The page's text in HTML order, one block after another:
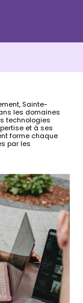
Sainte-
les domaines
technologies
et à ses
forme chaque
par les